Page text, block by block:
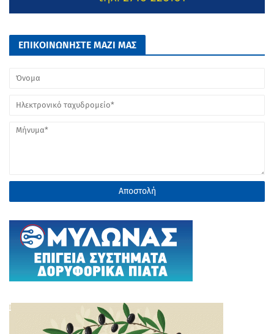
ΕΠΙΚΟΙΝΩΝΗΣΤΕ ΜΑΖΙ ΜΑΣ